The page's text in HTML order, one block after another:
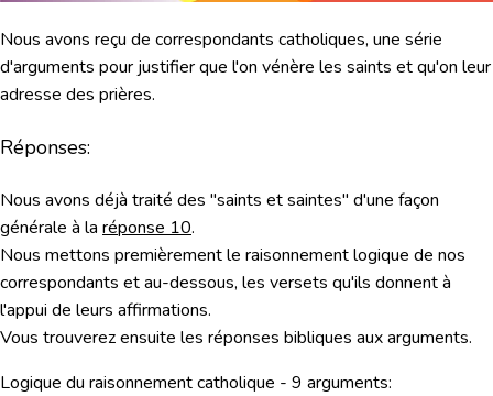
Nous avons reçu de correspondants catholiques, une série
d'arguments pour justifier que l'on vénère les saints et qu'on leur
adresse des prières.
Réponses:
Nous avons déjà traité des "saints et saintes" d'une façon
générale à la réponse 10.
Nous mettons premièrement le raisonnement logique de nos
correspondants et au-dessous, les versets qu'ils donnent à
l'appui de leurs affirmations.
Vous trouverez ensuite les réponses bibliques aux arguments.
Logique du raisonnement catholique - 9 arguments: